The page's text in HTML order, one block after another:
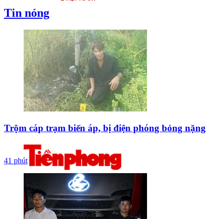
Tin nóng
Trộm cáp trạm biến áp, bị điện phóng bỏng nặng
41 phút